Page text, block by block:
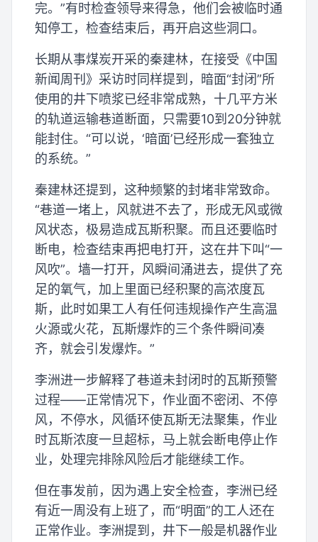
完。”有时检查领导来得急，他们会被临时通
知停工，检查结束后，再开启这些洞口。
长期从事煤炭开采的秦建林，在接受《中国
新闻周刊》采访时同样提到，暗面“封闭”所
使用的井下喷浆已经非常成熟，十几平方米
的轨道运输巷道断面，只需要10到20分钟就
能封住。“可以说，‘暗面’已经形成一套独立
的系统。”
秦建林还提到，这种频繁的封堵非常致命。
“巷道一堵上，风就进不去了，形成无风或微
风状态，极易造成瓦斯积聚。而且还要临时
断电，检查结束再把电打开，这在井下叫“一
风吹”。墙一打开，风瞬间涌进去，提供了充
足的氧气，加上里面已经积聚的高浓度瓦
斯，此时如果工人有任何违规操作产生高温
火源或火花，瓦斯爆炸的三个条件瞬间凑
齐，就会引发爆炸。”
李洲进一步解释了巷道未封闭时的瓦斯预警
过程——正常情况下，作业面不密闭、不停
风，不停水，风循环使瓦斯无法聚集，作业
时瓦斯浓度一旦超标，马上就会断电停止作
业，处理完排除风险后才能继续工作。
但在事发前，因为遇上安全检查，李洲已经
有近一周没有上班了，而“明面”的工人还在
正常作业。李洲提到，井下一般是机器作业